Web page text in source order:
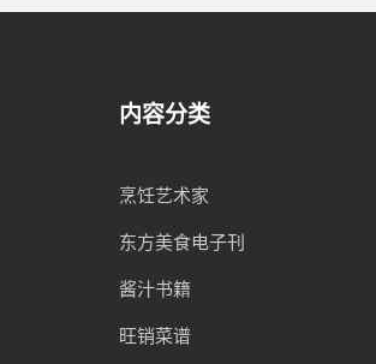
内容分类
烹饪艺术家
东方美食电子刊
酱汁书籍
旺销菜谱